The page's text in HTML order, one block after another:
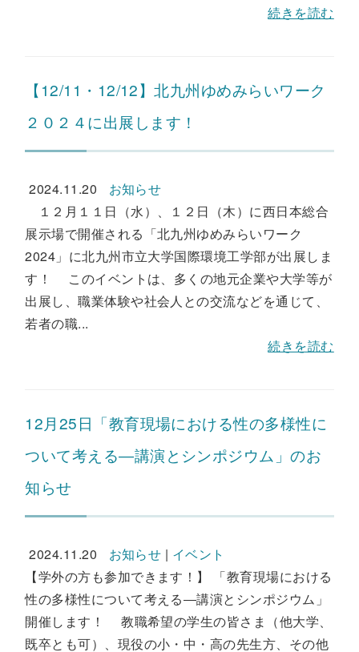
続きを読む
【12/11・12/12】北九州ゆめみらいワーク
２０２４に出展します！
2024.11.20
お知らせ
１２月１１日（水）、１２日（木）に西日本総合
展示場で開催される「北九州ゆめみらいワーク
2024」に北九州市立大学国際環境工学部が出展しま
す！ このイベントは、多くの地元企業や大学等が
出展し、職業体験や社会人との交流などを通じて、
若者の職...
続きを読む
12月25日「教育現場における性の多様性に
ついて考える―講演とシンポジウム」のお
知らせ
2024.11.20 お知らせ | イベント
【学外の方も参加できます！】 「教育現場における
性の多様性について考える―講演とシンポジウム」
開催します！ 教職希望の学生の皆さま（他大学、
既卒とも可）、現役の小・中・高の先生方、その他